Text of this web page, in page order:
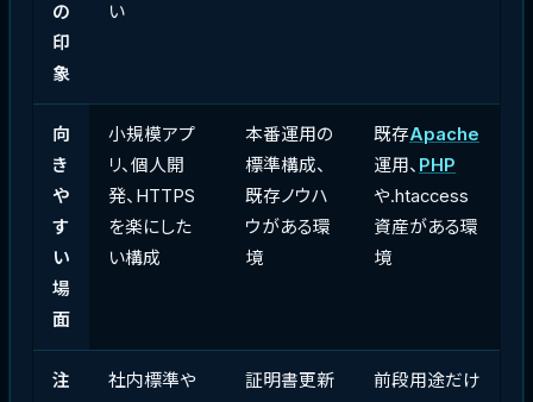
の
印
象
い
向
き
や
す
い
場
面
小規模アプ
リ、個人開
発、HTTPS
を楽にした
い構成
本番運用の
標準構成、
既存ノウハ
ウがある環
境
既存Apache
運用、 PHP
や.htaccess
資産がある環
境
注
社内標準や
証明書更新
前段用途だけ